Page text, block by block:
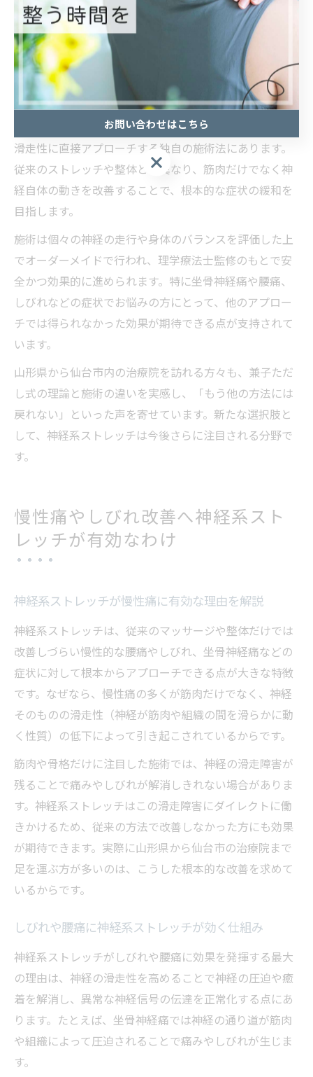
た」「仙台院で初めて自分の症状の原因が明確になっ
た」といった具体的な体験談も多く、東北地方全体で神
経系ストレッチへの関心が高まっています。
兼子ただし式神経系ストレッチの特徴とは
兼子ただし式神経系ストレッチの最大の特徴は、神経の
滑走性に直接アプローチする独自の施術法にあります。
従来のストレッチや整体とは異なり、筋肉だけでなく神
経自体の動きを改善することで、根本的な症状の緩和を
目指します。
施術は個々の神経の走行や身体のバランスを評価した上
でオーダーメイドで行われ、理学療法士監修のもとで安
全かつ効果的に進められます。特に坐骨神経痛や腰痛、
しびれなどの症状でお悩みの方にとって、他のアプロー
チでは得られなかった効果が期待できる点が支持されて
います。
山形県から仙台市内の治療院を訪れる方々も、兼子ただ
し式の理論と施術の違いを実感し、「もう他の方法には
戻れない」といった声を寄せています。新たな選択肢と
して、神経系ストレッチは今後さらに注目される分野で
す。
慢性痛やしびれ改善へ神経系スト
レッチが有効なわけ
神経系ストレッチが慢性痛に有効な理由を解説
神経系ストレッチは、従来のマッサージや整体だけでは
改善しづらい慢性的な腰痛やしびれ、坐骨神経痛などの
症状に対して根本からアプローチできる点が大きな特徴
です。なぜなら、慢性痛の多くが筋肉だけでなく、神経
そのものの滑走性（神経が筋肉や組織の間を滑らかに動
く性質）の低下によって引き起こされているからです。
筋肉や骨格だけに注目した施術では、神経の滑走障害が
残ることで痛みやしびれが解消しきれない場合がありま
す。神経系ストレッチはこの滑走障害にダイレクトに働
きかけるため、従来の方法で改善しなかった方にも効果
が期待できます。実際に山形県から仙台市の治療院まで
足を運ぶ方が多いのは、こうした根本的な改善を求めて
いるからです。
しびれや腰痛に神経系ストレッチが効く仕組み
神経系ストレッチがしびれや腰痛に効果を発揮する最大
の理由は、神経の滑走性を高めることで神経の圧迫や癒
着を解消し、異常な神経信号の伝達を正常化する点にあ
ります。たとえば、坐骨神経痛では神経の通り道が筋肉
や組織によって圧迫されることで痛みやしびれが生じま
す。
お問い合わせはこちら